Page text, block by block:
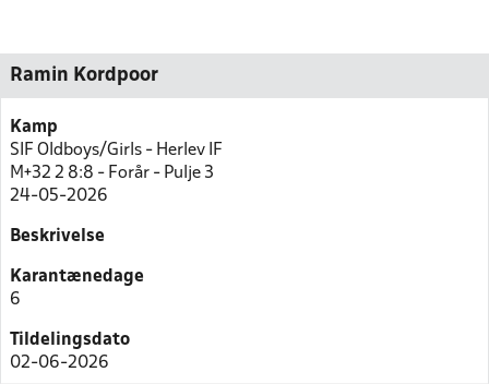
Ramin Kordpoor
Kamp
SIF Oldboys/Girls - Herlev IF
M+32 2 8:8 - Forår - Pulje 3
24-05-2026
Beskrivelse
Karantænedage
6
Tildelingsdato
02-06-2026